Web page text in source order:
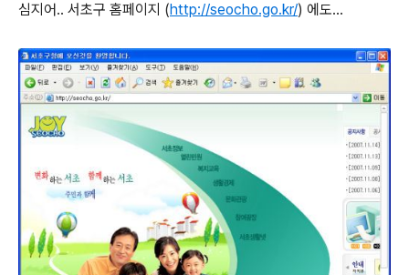
심지어.. 서초구 홈페이지 (http://seocho.go.kr/) 에도...